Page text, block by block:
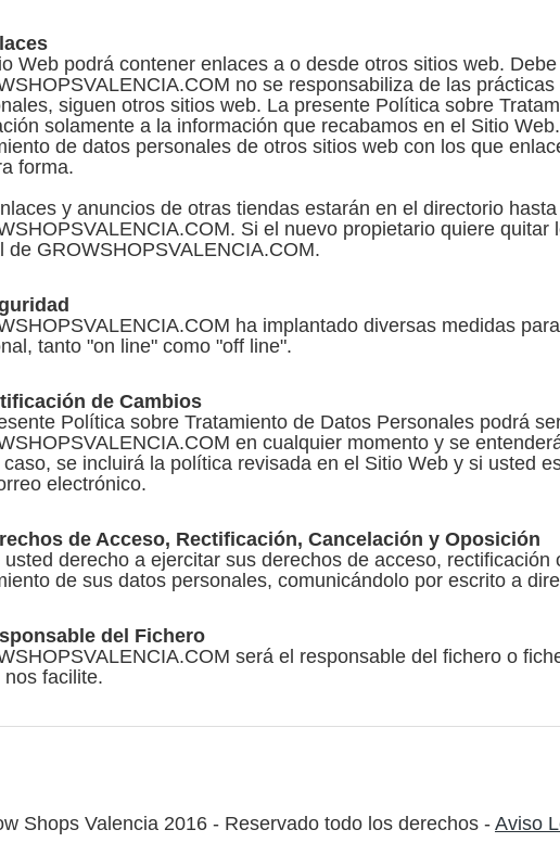
Web podrá contener enlaces a o desde otros sitios web.
no se responsabiliza de las
siguen otros sitios web. La presente Política sobre
solamente a la información que recabamos en el Sitio
de datos personales de otros sitios web con los que
forma.
y anuncios de otras tiendas estarán en el directorio
Si el nuevo propietario quiere
de GROWSHOPSVALENCIA.COM.
ha implantado diversas medidas
tanto "on line" como "off line".
de Cambios
Política sobre Tratamiento de Datos Personales podrá
en cualquier momento y se
se incluirá la política revisada en el Sitio Web y si usted
electrónico.
de Acceso, Rectificación, Cancelación y Oposición
usted derecho a ejercitar sus derechos de acceso,
de sus datos personales, comunicándolo por escrito a
del Fichero
será el responsable del fichero o
nos facilite.
Shops Valencia 2016 - Reservado todo los derechos -Aviso